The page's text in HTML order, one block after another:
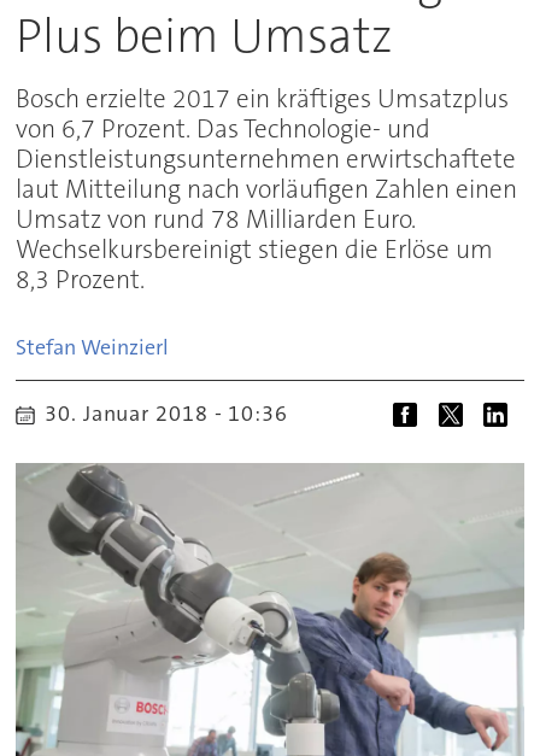
Plus beim Umsatz
Bosch erzielte 2017 ein kräftiges Umsatzplus
von 6,7 Prozent. Das Technologie- und
Dienstleistungsunternehmen erwirtschaftete
laut Mitteilung nach vorläufigen Zahlen einen
Umsatz von rund 78 Milliarden Euro.
Wechselkursbereinigt stiegen die Erlöse um
8,3 Prozent.
Stefan Weinzierl
30. Januar 2018 - 10:36